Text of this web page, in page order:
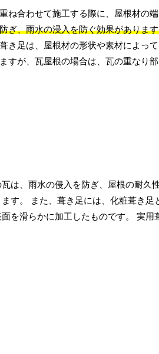
ね合わせて施工する際に、屋根材の
ぎ、雨水の浸入を防ぐ効果がありま
き足は、屋根材の形状や素材によっ
すが、瓦屋根の場合は、瓦の重なり
瓦は、雨水の侵入を防ぎ、屋根の耐久
す。 また、葺き足には、化粧葺き足
を滑らかに加工したものです。 実用